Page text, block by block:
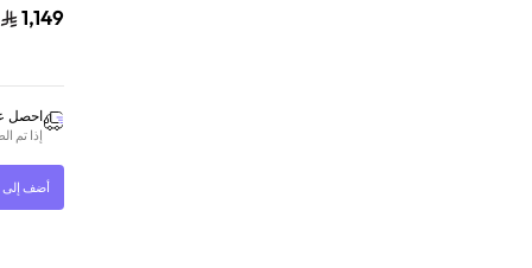
1,149
احصل
إذا تم
أضف إلى